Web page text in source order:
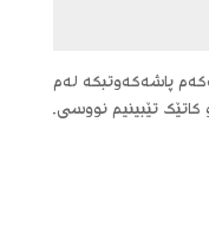
پاشەکەوتبکە لەم
کاتێک تێبینیم نووسی.